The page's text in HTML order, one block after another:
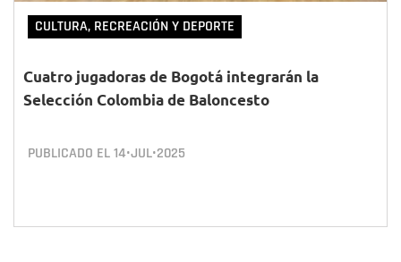
CULTURA, RECREACIÓN Y DEPORTE
Cuatro jugadoras de Bogotá integrarán la
Selección Colombia de Baloncesto
PUBLICADO EL14•JUL•2025